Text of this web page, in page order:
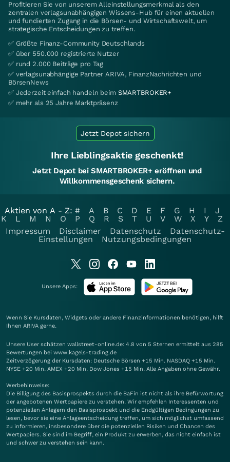
Profitieren Sie von unserem Alleinstellungsmerkmal als den
zentralen verlagsunabhängigen Wissens-Hub für einen aktuellen
und fundierten Zugang in die Börsen- und Wirtschaftswelt, um
strategische Entscheidungen zu treffen.
✅ Größte Finanz-Community Deutschlands
✅ über 550.000 registrierte Nutzer
✅ rund 2.000 Beiträge pro Tag
✅ verlagsunabhängige Partner ARIVA, FinanzNachrichten und
BörsenNews
✅ Jederzeit einfach handeln beim SMARTBROKER+
✅ mehr als 25 Jahre Marktpräsenz
Jetzt Depot sichern
Ihre Lieblingsaktie geschenkt!
Jetzt Depot bei SMARTBROKER+ eröffnen und
Willkommensgeschenk sichern.
Aktien von A - Z: # A B C D E F G H I
J
K
L M N O P Q R S T U V W X Y
Z
Impressum
Disclaimer Datenschutz
Datenschutz-
Einstellungen
Nutzungsbedingungen
Unsere Apps:
Wenn Sie Kursdaten, Widgets oder andere Finanzinformationen benötigen, hilft
Ihnen ARIVA gerne.
Unsere User schätzen wallstreet-online.de: 4.8 von 5 Sternen ermittelt aus 285
Bewertungen bei www.kagels-trading.de
Zeitverzögerung der Kursdaten: Deutsche Börsen +15 Min. NASDAQ +15 Min.
NYSE +20 Min. AMEX +20 Min. Dow Jones +15 Min. Alle Angaben ohne Gewähr.
Werbehinweise:
Die Billigung des Basisprospekts durch die BaFin ist nicht als ihre Befürwortung
der angebotenen Wertpapiere zu verstehen. Wir empfehlen Interessenten und
potenziellen Anlegern den Basisprospekt und die Endgültigen Bedingungen zu
lesen, bevor sie eine Anlageentscheidung treffen, um sich möglichst umfassend
zu informieren, insbesondere über die potenziellen Risiken und Chancen des
Wertpapiers. Sie sind im Begriff, ein Produkt zu erwerben, das nicht einfach ist
und schwer zu verstehen sein kann.